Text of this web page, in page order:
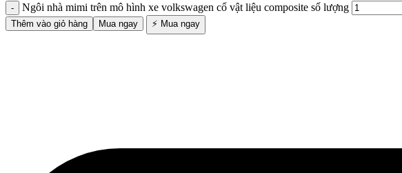
Ngôi nhà mimi trên mô hình xe volkswagen cổ vật liệu composite số lượng
Thêm vào giỏ hàng Mua ngay ⚡ Mua ngay